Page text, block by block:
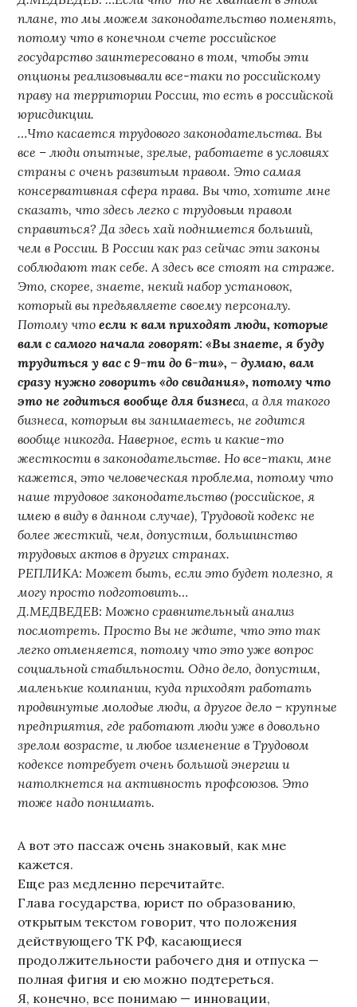
плане, то мы можем законодательство поменять,
потому что в конечном счете российское
государство заинтересовано в том, чтобы эти
опционы реализовывали все-таки по российскому
праву на территории России, то есть в российской
юрисдикции.
…Что касается трудового законодательства. Вы
все – люди опытные, зрелые, работаете в условиях
страны с очень развитым правом. Это самая
консервативная сфера права. Вы что, хотите мне
сказать, что здесь легко с трудовым правом
справиться? Да здесь хай поднимется больший,
чем в России. В России как раз сейчас эти законы
соблюдают так себе. А здесь все стоят на страже.
Это, скорее, знаете, некий набор установок,
который вы предъявляете своему персоналу.
Потому чтоесли к вам приходят люди, которые
вам с самого начала говорят: «Вы знаете, я буду
трудиться у вас с 9-ти до 6-ти», – думаю, вам
сразу нужно говорить «до свидания», потому что
это не годиться вообще для бизнеса, а для такого
бизнеса, которым вы занимаетесь, не годится
вообще никогда. Наверное, есть и какие-то
жесткости в законодательстве. Но все-таки, мне
кажется, это человеческая проблема, потому что
наше трудовое законодательство (российское, я
имею в виду в данном случае), Трудовой кодекс не
более жесткий, чем, допустим, большинство
трудовых актов в других странах.
РЕПЛИКА: Может быть, если это будет полезно, я
могу просто подготовить…
Д.МЕДВЕДЕВ: Можно сравнительный анализ
посмотреть. Просто Вы не ждите, что это так
легко отменяется, потому что это уже вопрос
социальной стабильности. Одно дело, допустим,
маленькие компании, куда приходят работать
продвинутые молодые люди, а другое дело – крупные
предприятия, где работают люди уже в довольно
зрелом возрасте, и любое изменение в Трудовом
кодексе потребует очень большой энергии и
натолкнется на активность профсоюзов. Это
тоже надо понимать.
А вот это пассаж очень знаковый, как мне
кажется.
Еще раз медленно перечитайте.
Глава государства, юрист по образованию,
открытым текстом говорит, что положения
действующего ТК РФ, касающиеся
продолжительности рабочего дня и отпуска —
полная фигня и ею можно подтереться.
Я, конечно, все понимаю — инновации,